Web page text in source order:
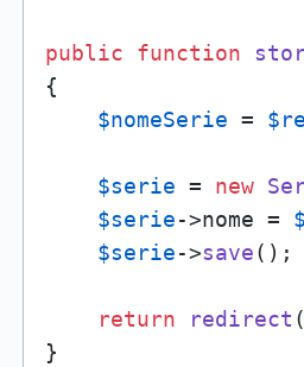
public function
{
$nomeSerie =
$serie = new
$serie->nome =
$serie->save();
return redirect (